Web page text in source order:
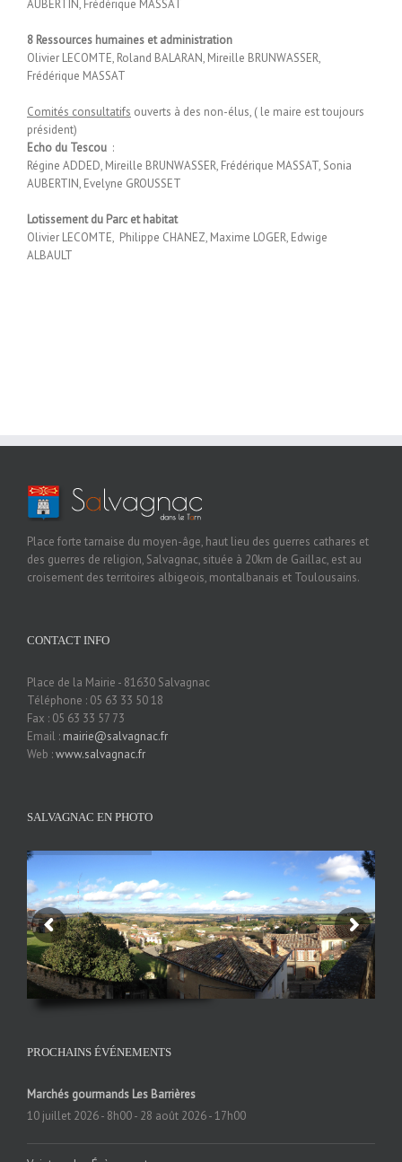
AUBERTIN, Frédérique MASSAT
8 Ressources humaines et administration
Olivier LECOMTE, Roland BALARAN, Mireille BRUNWASSER,
Frédérique MASSAT
Comités consultatifs ouverts à des non-élus, ( le maire est toujours
président)
Echo du Tescou :
Régine ADDED, Mireille BRUNWASSER, Frédérique MASSAT, Sonia
AUBERTIN, Evelyne GROUSSET
Lotissement du Parc et habitat
Olivier LECOMTE, Philippe CHANEZ, Maxime LOGER, Edwige
ALBAULT
Place forte tarnaise du moyen-âge, haut lieu des guerres cathares et
des guerres de religion, Salvagnac, située à 20km de Gaillac, est au
croisement des territoires albigeois, montalbanais et Toulousains.
CONTACT INFO
Place de la Mairie - 81630 Salvagnac
Téléphone : 05 63 33 50 18
Fax : 05 63 33 57 73
Email : mairie@salvagnac.fr
Web :www.salvagnac.fr
SALVAGNAC EN PHOTO
PROCHAINS ÉVÉNEMENTS
Marchés gourmands Les Barrières
10 juillet 2026 - 8h00- 28 août 2026 - 17h00